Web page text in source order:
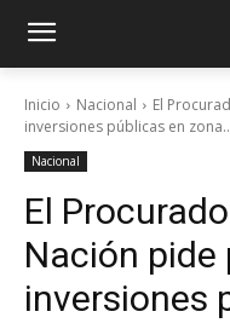
Inicio Nacional
El
inversiones públicas en
Nacional
El
Nación pide
inversiones